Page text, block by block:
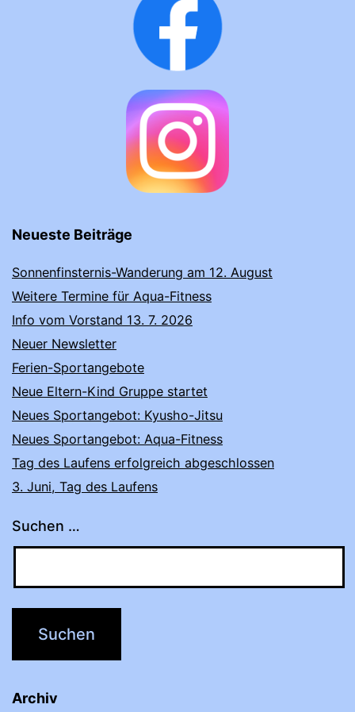
Neueste Beiträge
Sonnenfinsternis-Wanderung am 12. August
Weitere Termine für Aqua-Fitness
Info vom Vorstand 13. 7. 2026
Neuer Newsletter
Ferien-Sportangebote
Neue Eltern-Kind Gruppe startet
Neues Sportangebot: Kyusho-Jitsu
Neues Sportangebot: Aqua-Fitness
Tag des Laufens erfolgreich abgeschlossen
3. Juni, Tag des Laufens
Suchen …
Archiv